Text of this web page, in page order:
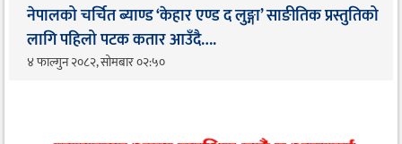
नेपालको चर्चित ब्याण्ड ‘केहार एण्ड द लुङ्गा’ साङीतिक प्रस्तुतिको
लागि पहिलो पटक कतार आउँदै…. ​
४ फाल्गुन २०८२, सोमबार ०२:५०